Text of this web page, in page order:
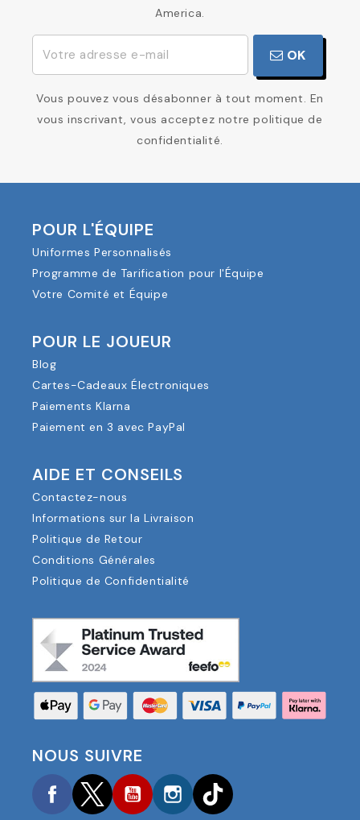
America.
OK
Vous pouvez vous désabonner à tout moment. En
vous inscrivant, vous acceptez notre politique de
confidentialité.
POUR L'ÉQUIPE
Uniformes Personnalisés
Programme de Tarification pour l'Équipe
Votre Comité et Équipe
POUR LE JOUEUR
Blog
Cartes-Cadeaux Électroniques
Paiements Klarna
Paiement en 3 avec PayPal
AIDE ET CONSEILS
Contactez-nous
Informations sur la Livraison
Politique de Retour
Conditions Générales
Politique de Confidentialité
NOUS SUIVRE
FacebookTwitterYouTubeInstagram